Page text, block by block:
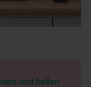
und hellen